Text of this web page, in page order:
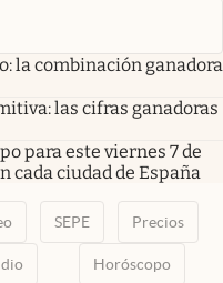
la combinación ganadora
las cifras ganadoras
para este viernes 7 de
cada ciudad de España
SEPE Precios
Horóscopo